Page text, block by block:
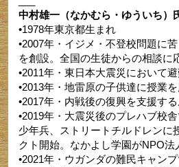
中村雄一（なかむら・ゆういち）
•1978年東京都生まれ
•2007年・イジメ・不登校問題に
を創設。全国の生徒からの相談に
•2011年・東日本大震災において
•2013年・地雷原の子供達に授業
•2017年・内戦後の復興を支援す
•2019年・大震災後のプレハブ校
少年兵、ストリートチルドレンに
クト開始。なかよし学園がNPO法
•2021年・ウガンダの難民キャン